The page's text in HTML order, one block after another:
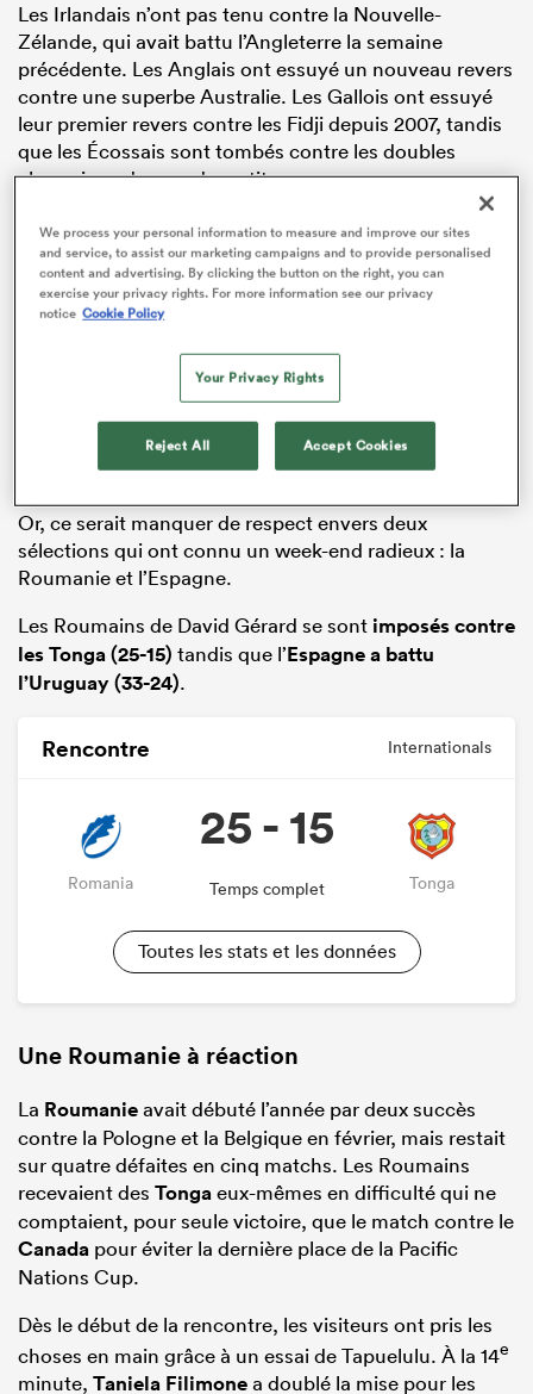
Les Irlandais n’ont pas tenu contre la Nouvelle-
Zélande, qui avait battu l’Angleterre la semaine
précédente. Les Anglais ont essuyé un nouveau revers
contre une superbe Australie. Les Gallois ont essuyé
leur premier revers contre les Fidji depuis 2007, tandis
que les Écossais sont tombés contre les doubles
champions du monde en titre.
A weekend for southern hemisphere rugby 🤯#rugby
#AutumnNations pic.twitter.com/6imqLSAog3
— RugbyPass (@RugbyPass)
Face à ces défaites des nations majeures de
l’hémisphère nord, il serait facile de considérer que
l’hémisphère nord a passé un week-end
catastrophique.
Or, ce serait manquer de respect envers deux
sélections qui ont connu un week-end radieux : la
Roumanie et l’Espagne.
Les Roumains de David Gérard se sont imposés contre
les Tonga (25-15) tandis que l’Espagne a battu
l’Uruguay (33-24).
Rencontre Internationals
Romania
25 - 15
Temps complet Tonga
Toutes les stats et les données
Une Roumanie à réaction
La Roumanieavait débuté l’année par deux succès
contre la Pologne et la Belgique en février, mais restait
sur quatre défaites en cinq matchs. Les Roumains
recevaient des Tongaeux-mêmes en difficulté qui ne
comptaient, pour seule victoire, que le match contre le
Canada pour éviter la dernière place de la Pacific
Nations Cup.
Dès le début de la rencontre, les visiteurs ont pris les
choses en main grâce à un essai de Tapuelulu. À la 14e
minute, Taniela Filimonea doublé la mise pour les
We process your personal information to measure and improve our sites
and service, to assist our marketing campaigns and to provide personalised
content and advertising. By clicking the button on the right, you can
exercise your privacy rights. For more information see our privacy
notice Cookie Policy
Your Privacy Rights
Reject All Accept Cookies